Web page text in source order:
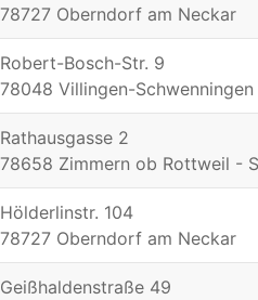
78727 Oberndorf am Neckar
Robert-Bosch-Str. 9
78048 Villingen-Schwenningen
Rathausgasse 2
78658 Zimmern ob Rottweil -
Hölderlinstr. 104
78727 Oberndorf am Neckar
Geißhaldenstraße 49